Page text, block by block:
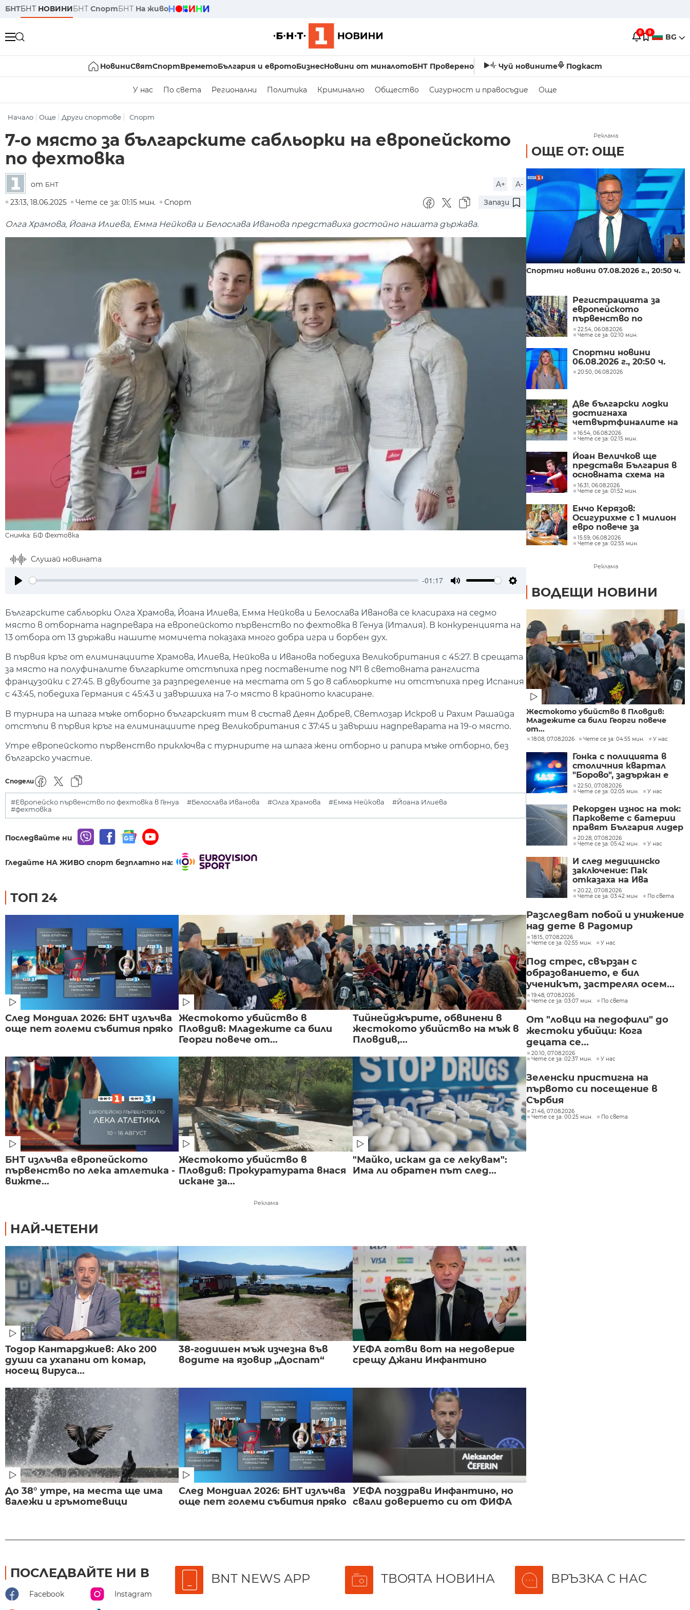
БНТБНТ НОВИНИБНТ СпортБНТ На живо
0 0 BG
НовиниСвятСпортВреметоБългария и евротоБизнесНовини от миналотоБНТ Проверено Чуй новините Подкаст
У нас По света Регионални Политика Криминално Общество Сигурност и правосъдие Още
Начало Още Други спортове Спорт
7-о място за българските сабльорки на европейското
по фехтовка
от БНТ A+
A-
23:13, 18.06.2025
Чете се за: 01:15 мин. Спорт Запази
Олга Храмова, Йоана Илиева, Емма Нейкова и Белослава Иванова представиха достойно нашата държава.
Снимка: БФ Фехтовка
Слушай новината
-01:17
Settings
Българските сабльорки Олга Храмова, Йоана Илиева, Емма Нейкова и Белослава Иванова се класираха на седмо
място в отборната надпревара на европейското първенство по фехтовка в Генуа (Италия). В конкуренцията на
13 отбора от 13 държави нашите момичета показаха много добра игра и борбен дух.
В първия кръг от елиминациите Храмова, Илиева, Нейкова и Иванова победиха Великобритания с 45:27. В срещата
за място на полуфиналите българките отстъпиха пред поставените под №1 в световната ранглиста
французойки с 27:45. В двубоите за разпределение на местата от 5 до 8 сабльорките ни отстъпиха пред Испания
с 43:45, победиха Германия с 45:43 и завършиха на 7-о място в крайното класиране.
В турнира на шпага мъже отборно българският тим в състав Деян Добрев, Светлозар Искров и Рахим Рашайда
отстъпи в първия кръг на елиминациите пред Великобритания с 37:45 и завърши надпреварата на 19-о място.
Утре европейското първенство приключва с турнирите на шпага жени отборно и рапира мъже отборно, без
българско участие.
Сподели
#Европейско първенство по фехтовка в Генуа #Белослава Иванова #Олга Храмова #Емма Нейкова
#Йоана Илиева
#фехтовка
Последвайте ни
Гледайте НА ЖИВО спорт безплатно на:
ТОП 24
След Мондиал 2026: БНТ излъчва
още пет големи събития пряко
Жестокото убийство в
Пловдив: Младежите са били
Георги повече от...
Тийнейджърите, обвинени в
жестокото убийство на мъж в
Пловдив,...
БНТ излъчва европейското
първенство по лека атлетика -
вижте...
Жестокото убийство в
Пловдив: Прокуратурата внася
искане за...
"Майко, искам да се лекувам":
Има ли обратен път след...
Реклама
НАЙ-ЧЕТЕНИ
Тодор Кантарджиев: Ако 200
души са ухапани от комар,
носещ вируса...
38-годишен мъж изчезна във
водите на язовир „Доспат“
УЕФА готви вот на недоверие
срещу Джани Инфантино
До 38° утре, на места ще има
валежи и гръмотевици
След Мондиал 2026: БНТ излъчва
още пет големи събития пряко
УЕФА поздрави Инфантино, но
свали доверието си от ФИФА
Реклама
ОЩЕ ОТ: ОЩЕ
Спортни новини 07.08.2026 г., 20:50 ч.
Регистрацията за
европейското
първенство по
спускане на Витоша
приключи
22:54, 06.08.2026
Чете се за: 02:10 мин.
Спортни новини
06.08.2026 г., 20:50 ч.
20:50, 06.08.2026
Две български лодки
достигнаха
четвъртфиналите на
световното
първенство по гребане
в Пловдив
16:54, 06.08.2026
Чете се за: 02:15 мин.
Йоан Величков ще
представя България в
основната схема на
WTT Contender
Panagyurishte 2026
16:31, 06.08.2026
Чете се за: 01:52 мин.
Енчо Керязов:
Осигурихме с 1 милион
евро повече за
младежките политики
15:59, 06.08.2026
Чете се за: 02:55 мин.
Реклама
ВОДЕЩИ НОВИНИ
Жестокото убийство в Пловдив:
Младежите са били Георги повече
от...
18:08, 07.08.2026 Чете се за: 04:55 мин. У нас
Гонка с полицията в
столичния квартал
"Борово", задържан е
мъж, у когото са
намерени 460 000 евро
22:50, 07.08.2026
Чете се за: 02:05 мин.
У нас
Рекорден износ на ток:
Парковете с батерии
правят България лидер
на пазара
20:28, 07.08.2026
Чете се за: 05:42 мин.
У нас
И след медицинско
заключение: Пак
отказаха на Ива
Михайлова да се лекува
в България
20:22, 07.08.2026
Чете се за: 03:42 мин.
По света
Разследват побой и унижение
над дете в Радомир
18:15, 07.08.2026
Чете се за: 02:55 мин.
У нас
Под стрес, свързан с
образованието, е бил
ученикът, застрелял осем...
19:48, 07.08.2026
Чете се за: 03:07 мин.
По света
От "ловци на педофили" до
жестоки убийци: Кога
децата се...
20:10, 07.08.2026
Чете се за: 02:37 мин.
У нас
Зеленски пристигна на
първото си посещение в
Сърбия
21:46, 07.08.2026
Чете се за: 00:25 мин.
По света
ПОСЛЕДВАЙТЕ НИ В
Facebook Instagram
BNT NEWS APP ТВОЯТА НОВИНА ВРЪЗКА С НАС